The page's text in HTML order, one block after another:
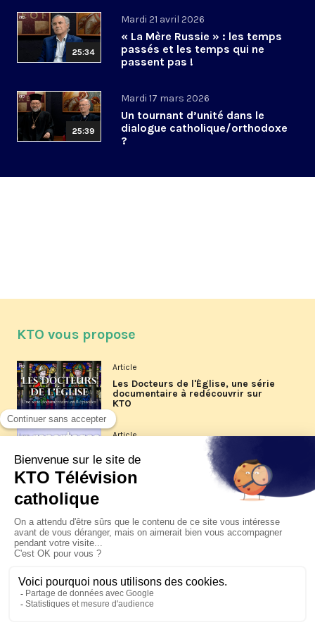
25:34
Mardi 21 avril 2026
« La Mère Russie » : les temps
passés et les temps qui ne
passent pas !
25:39
Mardi 17 mars 2026
Un tournant d’unité dans le
dialogue catholique/orthodoxe
?
KTO vous propose
Article
Les Docteurs de l'Église, une série
documentaire à redécouvrir sur
KTO
Article
Les reportages d'été 2026 de KTO
La visite pastorale du pape Léon
XIV à Assise à suivre sur KTO le
jeudi 6 août
Le pape en Uruguay, Argentine et
Pérou du 6 au 17 novembre 2026